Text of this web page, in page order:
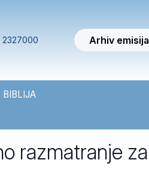
2327000 Arhiv emisija
BIBLIJA
razmatranje za